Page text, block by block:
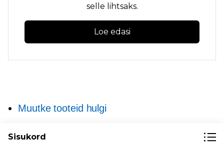
selle lihtsaks.
Loe edasi
Muutke tooteid hulgi
Sisukord